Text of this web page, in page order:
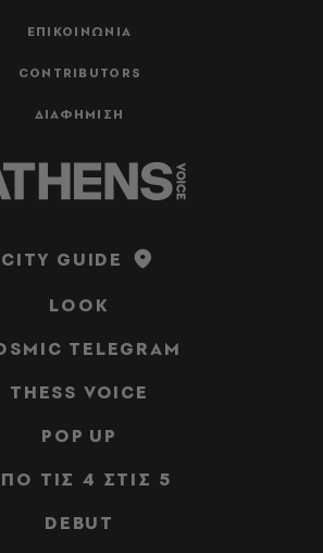
ΕΠΙΚΟΙΝΩΝΙΑ
CONTRIBUTORS
ΔΙΑΦΗΜΙΣΗ
CITY GUIDE
LOOK
TELEGRAM
THESS VOICE
POP UP
ΤΙΣ 4 ΣΤΙΣ 5
DEBUT